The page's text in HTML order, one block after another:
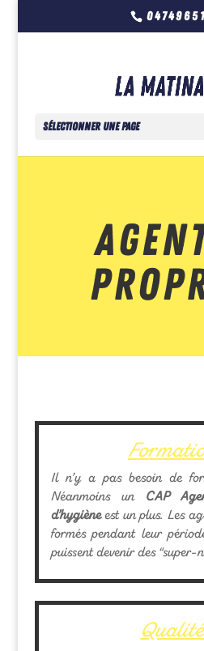
Sélectionner une page
Il n’y a pas besoin de
Néanmoins un CAP
d’hygièneest un plus. Les
formés pendant leur
puissent devenir des “super-